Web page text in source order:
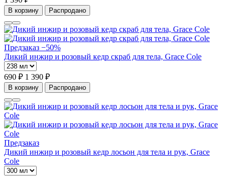
В корзину Распродано
Предзаказ −50%
Дикий инжир и розовый кедр скраб для тела, Grace Cole
690 ₽ 1 390 ₽
В корзину Распродано
Предзаказ
Дикий инжир и розовый кедр лосьон для тела и рук, Grace
Cole